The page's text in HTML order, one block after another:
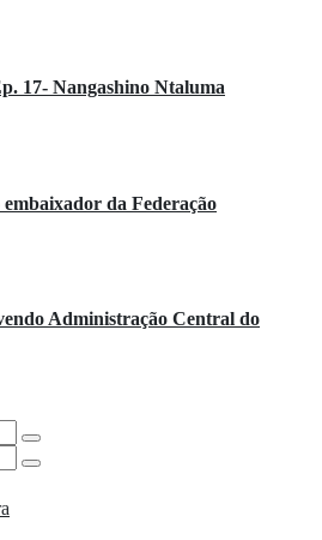
17- Nangashino Ntaluma
da Federação
Administração Central do